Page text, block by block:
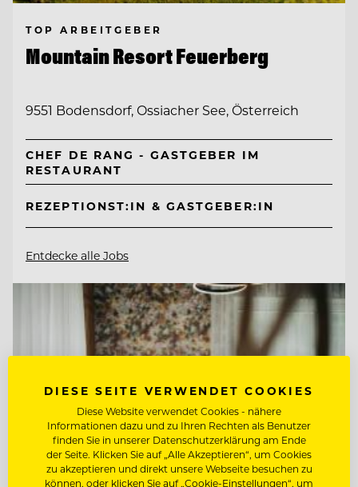
TOP ARBEITGEBER
Mountain Resort Feuerberg
9551 Bodensdorf, Ossiacher See, Österreich
CHEF DE RANG - GASTGEBER IM
RESTAURANT
REZEPTIONST:IN & GASTGEBER:IN
Entdecke alle Jobs
DIESE SEITE VERWENDET COOKIES
Diese Website verwendet Cookies - nähere
Informationen dazu und zu Ihren Rechten als Benutzer
finden Sie in unserer Datenschutzerklärung am Ende
der Seite. Klicken Sie auf „Alle Akzeptieren“, um Cookies
zu akzeptieren und direkt unsere Webseite besuchen zu
können, oder klicken Sie auf „Cookie-Einstellungen“, um